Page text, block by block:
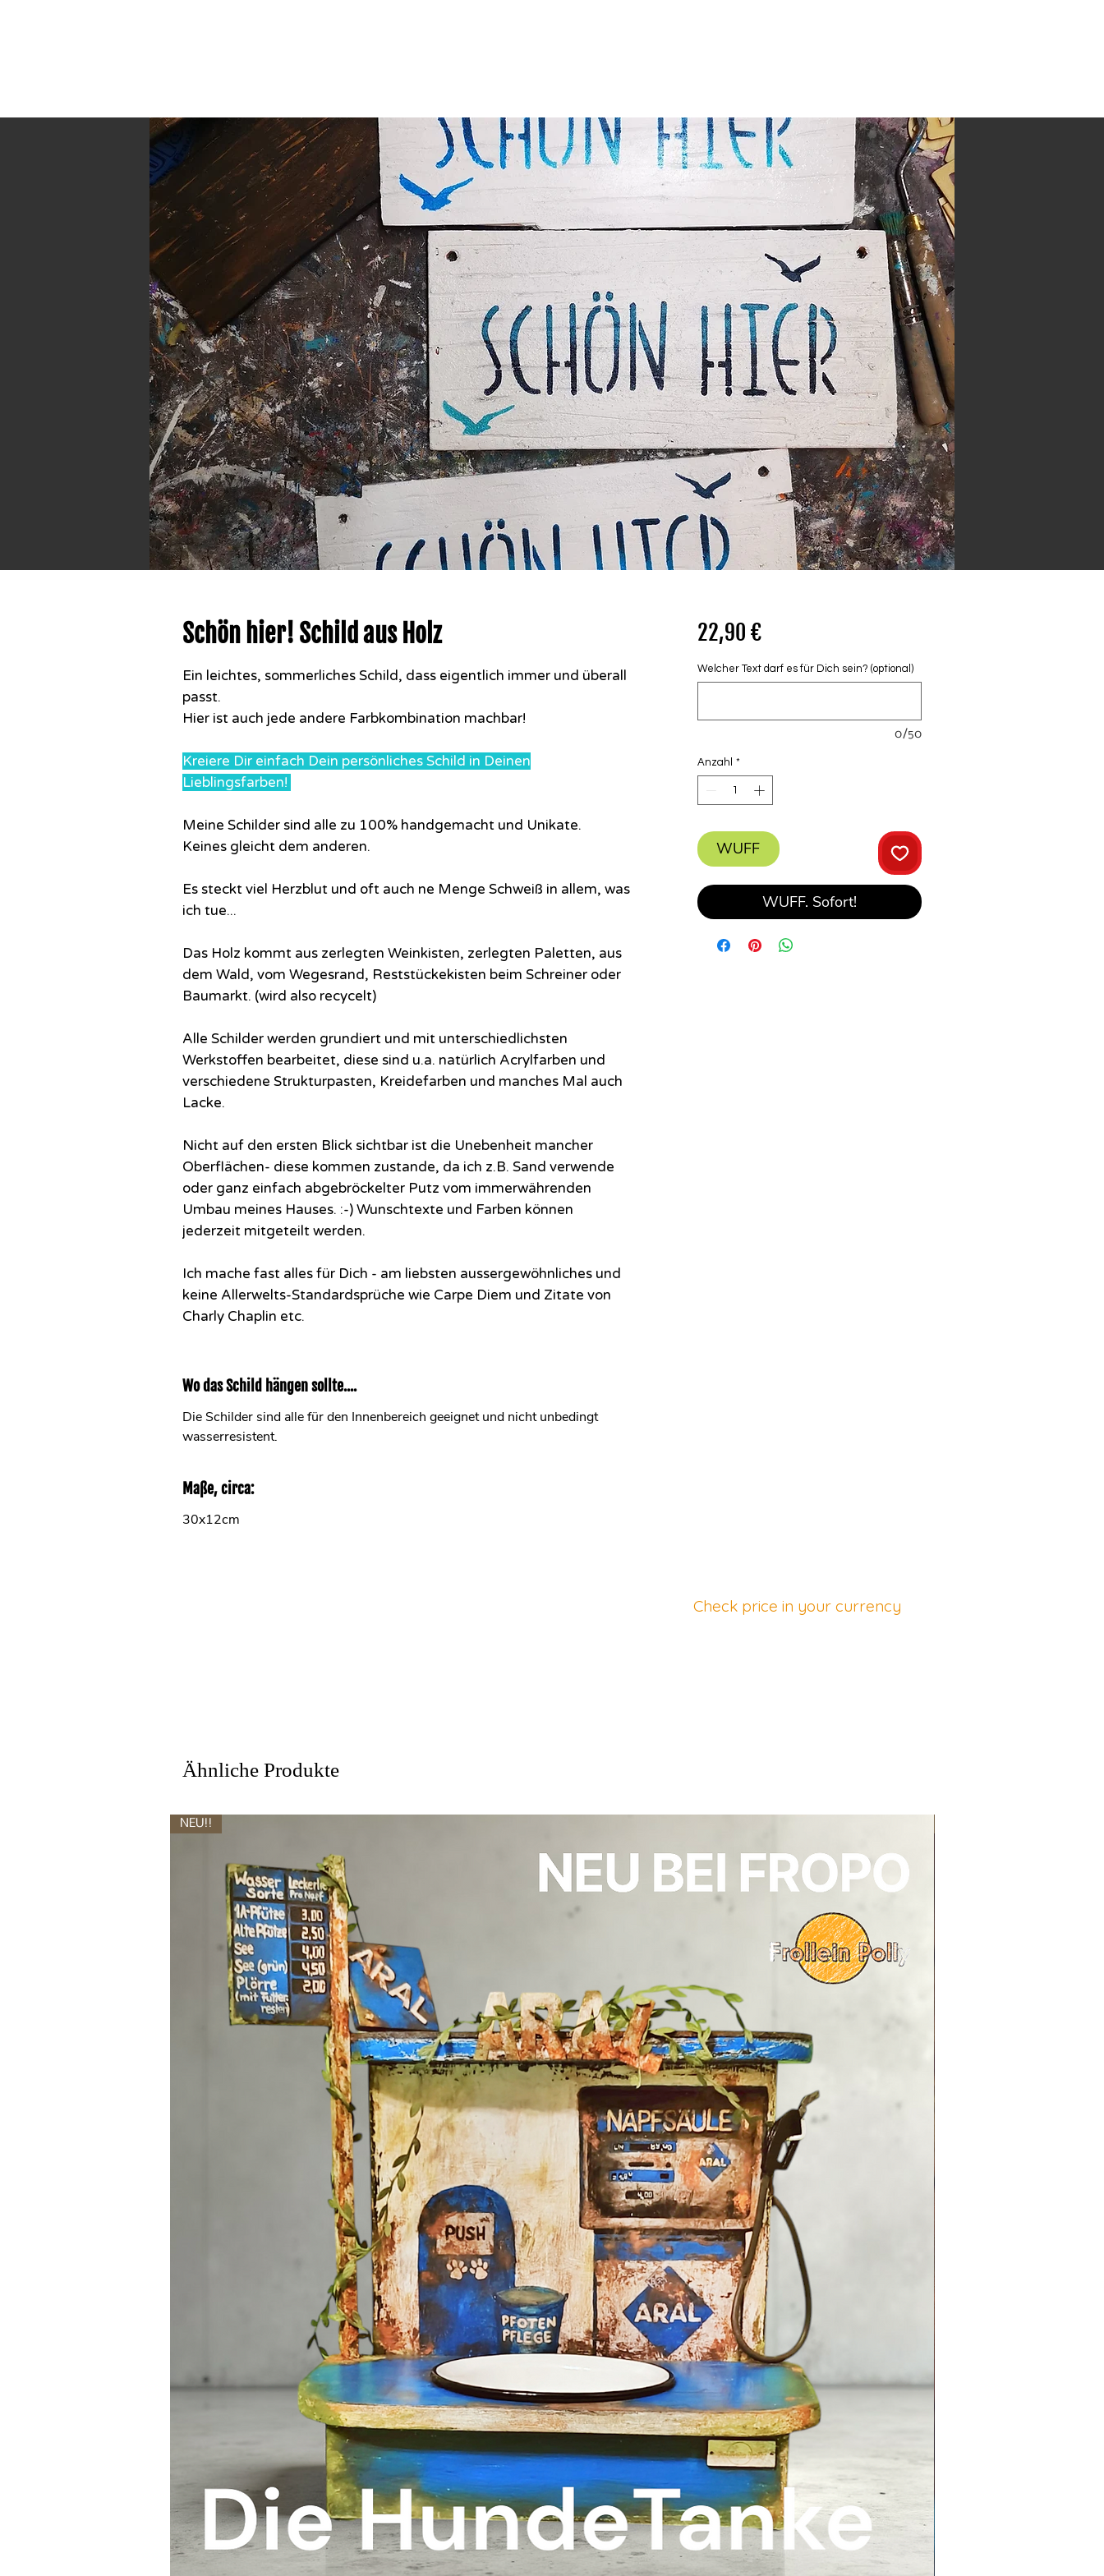
Schön hier! Schild aus Holz
Ein leichtes, sommerliches Schild, dass eigentlich immer und überall
passt.
Hier ist auch jede andere Farbkombination machbar!
Kreiere Dir einfach Dein persönliches Schild in Deinen
Lieblingsfarben!
Meine Schilder sind alle zu 100% handgemacht und Unikate.
Keines gleicht dem anderen.
Es steckt viel Herzblut und oft auch ne Menge Schweiß in allem, was
ich tue...
Das Holz kommt aus zerlegten Weinkisten, zerlegten Paletten, aus
dem Wald, vom Wegesrand, Reststückekisten beim Schreiner oder
Baumarkt. (wird also recycelt)
Alle Schilder werden grundiert und mit unterschiedlichsten
Werkstoffen bearbeitet, diese sind u.a. natürlich Acrylfarben und
verschiedene Strukturpasten, Kreidefarben und manches Mal auch
Lacke.
Nicht auf den ersten Blick sichtbar ist die Unebenheit mancher
Oberflächen- diese kommen zustande, da ich z.B. Sand verwende
oder ganz einfach abgebröckelter Putz vom immerwährenden
Umbau meines Hauses. :-) Wunschtexte und Farben können
jederzeit mitgeteilt werden.
Ich mache fast alles für Dich - am liebsten aussergewöhnliches und
keine Allerwelts-Standardsprüche wie Carpe Diem und Zitate von
Charly Chaplin etc.
Wo das Schild hängen sollte....
Die Schilder sind alle für den Innenbereich geeignet und nicht unbedingt
wasserresistent.
Maße, circa:
30x12cm
22,90 €Preis
Welcher Text darf es für Dich sein? (optional)
0/50
Anzahl *
WUFF
WUFF. Sofort!
Check price in your currency
Ähnliche Produkte
NEU!!